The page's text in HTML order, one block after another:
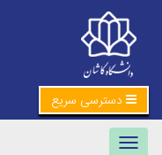
دسترسی سریع
Toggle navigation